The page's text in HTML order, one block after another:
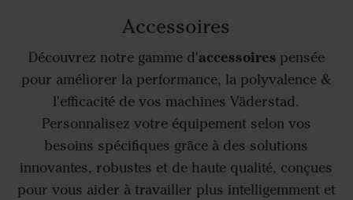
Accessoires
Découvrez notre gamme d'accessoirespensée
pour améliorer la performance, la polyvalence &
l'efficacité de vos machines Väderstad.
Personnalisez votre équipement selon vos
besoins spécifiques grâce à des solutions
innovantes, robustes et de haute qualité, conçues
pour vous aider à travailler plus intelligemment et